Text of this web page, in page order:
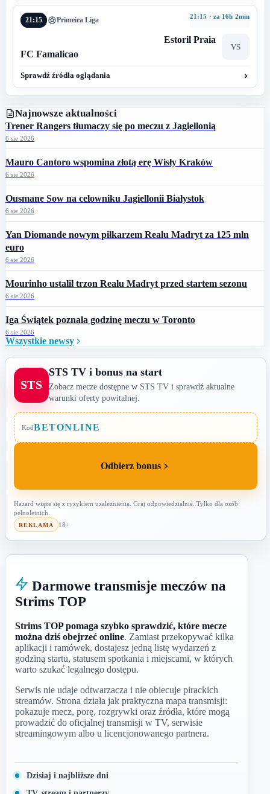
21:15 Primeira Liga 21:15 · za 16h 2min
Estoril Praia
VS
FC Famalicao
Sprawdź źródła oglądania
Najnowsze aktualności
Trener Rangers tłumaczy się po meczu z Jagiellonią
6 sie 2026
Mauro Cantoro wspomina złotą erę Wisły Kraków
6 sie 2026
Ousmane Sow na celowniku Jagiellonii Białystok
6 sie 2026
Yan Diomande nowym piłkarzem Realu Madryt za 125 mln
euro
6 sie 2026
Mourinho ustalił trzon Realu Madryt przed startem sezonu
6 sie 2026
Iga Świątek poznała godzinę meczu w Toronto
6 sie 2026
Wszystkie newsy
STS
STS TV i bonus na start
Zobacz mecze dostępne w STS TV i sprawdź aktualne
warunki oferty powitalnej.
KodBETONLINE
Odbierz bonus
Hazard wiąże się z ryzykiem uzależnienia. Graj odpowiedzialnie. Tylko dla osób
pełnoletnich.
REKLAMA 18+
Darmowe transmisje meczów na
Strims TOP
Strims TOP pomaga szybko sprawdzić, które mecze
można dziś obejrzeć online. Zamiast przekopywać kilka
aplikacji i ramówek, dostajesz jedną listę wydarzeń z
godziną startu, statusem spotkania i miejscami, w których
warto szukać legalnego dostępu.
Serwis nie udaje odtwarzacza i nie obiecuje pirackich
streamów. Strona działa jak praktyczna mapa transmisji:
pokazuje mecz, porę, rozgrywki oraz źródła, które mogą
prowadzić do oficjalnej transmisji w TV, serwisie
streamingowym albo u licencjonowanego partnera.
Dzisiaj i najbliższe dni